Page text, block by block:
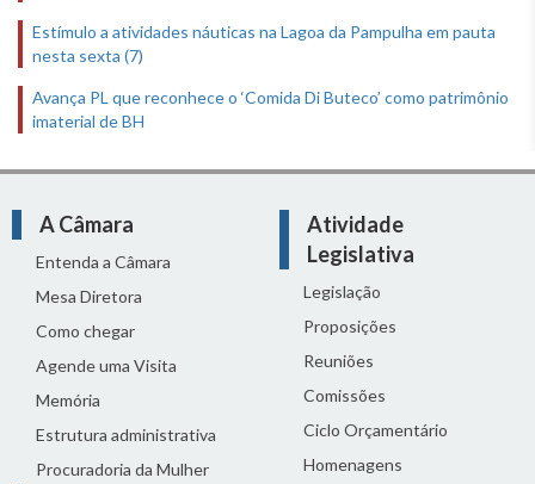
Estímulo a atividades náuticas na Lagoa da Pampulha em pauta
nesta sexta (7)
Avança PL que reconhece o ‘Comida Di Buteco’ como patrimônio
imaterial de BH
A Câmara
Entenda a Câmara
Mesa Diretora
Como chegar
Agende uma Visita
Memória
Estrutura administrativa
Procuradoria da Mulher
Atividade
Legislativa
Legislação
Proposições
Reuniões
Comissões
Ciclo Orçamentário
Homenagens